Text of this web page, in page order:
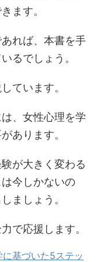
ます。
れば、本書を手
るでしょう。
ています。
、女性心理を学
あります。
が大きく変わる
今しかないの
ましょう。
で応援します。
基づいた5ステッ